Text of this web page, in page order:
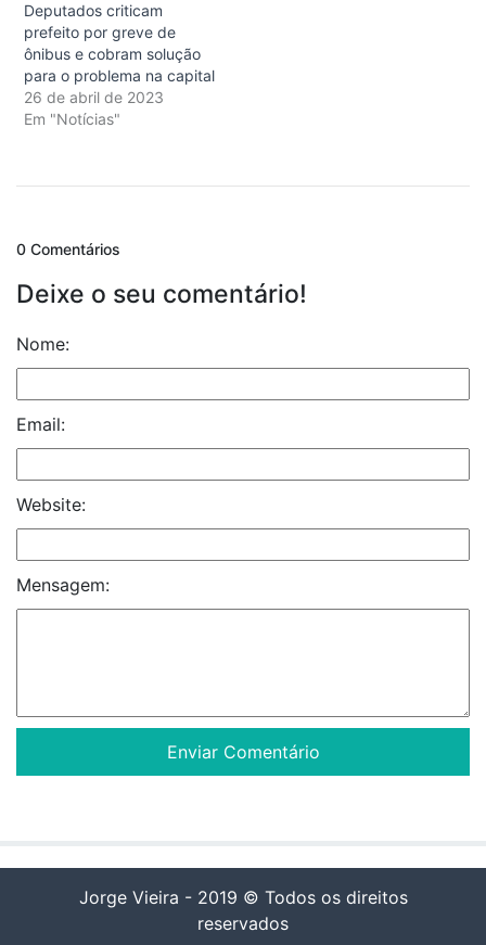
Deputados criticam
prefeito por greve de
ônibus e cobram solução
para o problema na capital
26 de abril de 2023
Em "Notícias"
0 Comentários
Deixe o seu comentário!
Nome:
Email:
Website:
Mensagem:
Jorge Vieira - 2019 © Todos os direitos
reservados